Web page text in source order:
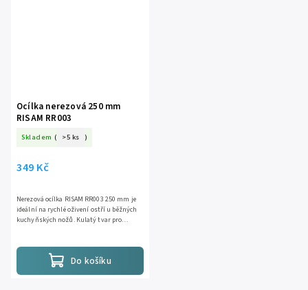
Ocílka nerezová 250 mm
RISAM RR003
Skladem ( >5 ks )
349 Kč
Do košíku
Nerezová ocílka RISAM RR003 250 mm je
ideální na rychlé oživení ostří u běžných
kuchyňských nožů. Kulatý tvar pro